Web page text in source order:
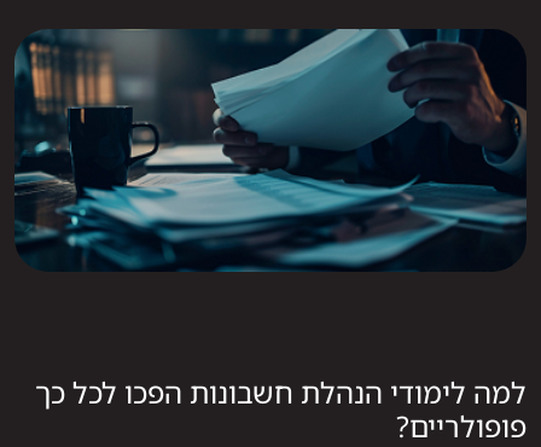
למה לימודי הנהלת חשבונות הפכו לכל כך
פופולריים?